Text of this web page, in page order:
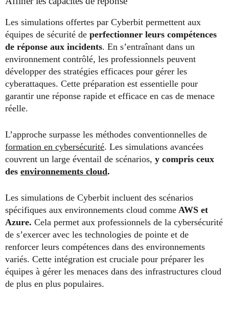
Les simulations offertes par Cyberbit permettent aux
équipes de sécurité de perfectionner leurs compétences
de réponse aux incidents. En s’entraînant dans un
environnement contrôlé, les professionnels peuvent
développer des stratégies efficaces pour gérer les
cyberattaques. Cette préparation est essentielle pour
garantir une réponse rapide et efficace en cas de menace
réelle.
L’approche surpasse les méthodes conventionnelles de
formation en cybersécurité. Les simulations avancées
couvrent un large éventail de scénarios, y compris ceux
des environnements cloud.
Les simulations de Cyberbit incluent des scénarios
spécifiques aux environnements cloud comme AWS et
Azure. Cela permet aux professionnels de la cybersécurité
de s’exercer avec les technologies de pointe et de
renforcer leurs compétences dans des environnements
variés. Cette intégration est cruciale pour préparer les
équipes à gérer les menaces dans des infrastructures cloud
de plus en plus populaires.